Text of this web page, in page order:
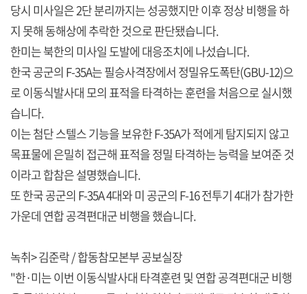
당시 미사일은 2단 분리까지는 성공했지만 이후 정상 비행을 하
지 못해 동해상에 추락한 것으로 판단됐습니다.
한미는 북한의 미사일 도발에 대응조치에 나섰습니다.
한국 공군의 F-35A는 필승사격장에서 정밀유도폭탄(GBU-12)으
로 이동식발사대 모의 표적을 타격하는 훈련을 처음으로 실시했
습니다.
이는 첨단 스텔스 기능을 보유한 F-35A가 적에게 탐지되지 않고
목표물에 은밀히 접근해 표적을 정밀 타격하는 능력을 보여준 것
이라고 합참은 설명했습니다.
또 한국 공군의 F-35A 4대와 미 공군의 F-16 전투기 4대가 참가한
가운데 연합 공격편대군 비행을 했습니다.
녹취> 김준락 / 합동참모본부 공보실장
"한·미는 이번 이동식발사대 타격훈련 및 연합 공격편대군 비행